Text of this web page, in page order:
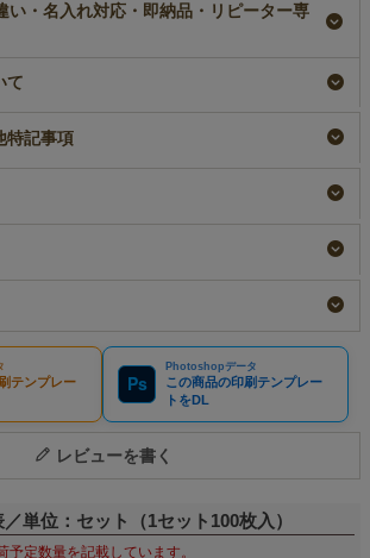
い・名入れ対応・即納品・リピーター専
布
中
【名入れ／リピーター
100枚入
リピーター専用名入れ
不織布保冷キルトバッ
グ 中サイズ｜100枚
て
特記事項
テンプレー
Ps
Photoshopデータ
この商品の印刷テンプレー
トをDL
レビューを書く
単位：セット（1セット100枚入）
定数量を記載しています。